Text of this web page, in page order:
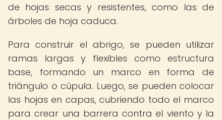
de hojas secas y resistentes, como las de
árboles de hoja caduca.
Para construir el abrigo, se pueden utilizar
ramas largas y flexibles como estructura
base, formando un marco en forma de
triángulo o cúpula. Luego, se pueden colocar
las hojas en capas, cubriendo todo el marco
para crear una barrera contra el viento y la